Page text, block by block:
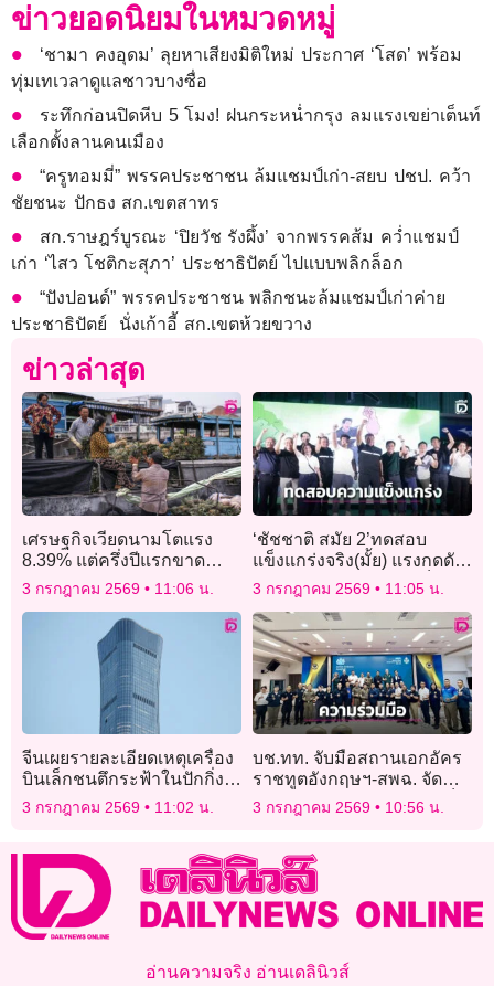
ข่าวยอดนิยมในหมวดหมู่
‘ชามา คงอุดม’ ลุยหาเสียงมิติใหม่ ประกาศ ‘โสด’ พร้อม
ทุ่มเทเวลาดูแลชาวบางซื่อ
ระทึกก่อนปิดหีบ 5 โมง! ฝนกระหน่ำกรุง ลมแรงเขย่าเต็นท์
เลือกตั้งลานคนเมือง
“ครูทอมมี่” พรรคประชาชน ล้มแชมป์เก่า-สยบ ปชป. คว้า
ชัยชนะ ปักธง สก.เขตสาทร
สก.ราษฎร์บูรณะ ‘ปิยวัช รังผึ้ง’ จากพรรคส้ม คว่ำแชมป์
เก่า ‘ไสว โชติกะสุภา’ ประชาธิปัตย์ ไปแบบพลิกล็อก
“ปังปอนด์” พรรคประชาชน พลิกชนะล้มแชมป์เก่าค่าย
ประชาธิปัตย์ นั่งเก้าอี้ สก.เขตห้วยขวาง
ข่าวล่าสุด
เศรษฐกิจเวียดนามโตแรง
8.39% แต่ครึ่งปีแรกขาด
ดุลการค้าหนัก
3 กรกฎาคม 2569 11:06 น.
‘ชัชชาติ สมัย 2’ทดสอบ
แข็งแกร่งจริง(มั้ย) แรงกดดัน-
ความคาดหวัง-สก.รุมเช็ค
ทุจริต
3 กรกฎาคม 2569 11:05 น.
จีนเผยรายละเอียดเหตุเครื่อง
บินเล็กชนตึกระฟ้าในปักกิ่ง ชี้
เกิดจาก “เหตุผลส่วนตัว”
3 กรกฎาคม 2569 11:02 น.
บช.ทท. จับมือสถานเอกอัคร
ราชทูตอังกฤษฯ-สพฉ. จัด
อบรมการช่วยเหลือผู้บาดเจ็บ
ในเหตุฉุกเฉิน
3 กรกฎาคม 2569 10:56 น.
อ่านความจริง อ่านเดลินิวส์